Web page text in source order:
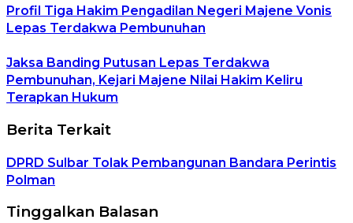
Profil Tiga Hakim Pengadilan Negeri Majene Vonis
Lepas Terdakwa Pembunuhan
Jaksa Banding Putusan Lepas Terdakwa
Pembunuhan, Kejari Majene Nilai Hakim Keliru
Terapkan Hukum
Berita Terkait
DPRD Sulbar Tolak Pembangunan Bandara Perintis
Polman
Tinggalkan Balasan